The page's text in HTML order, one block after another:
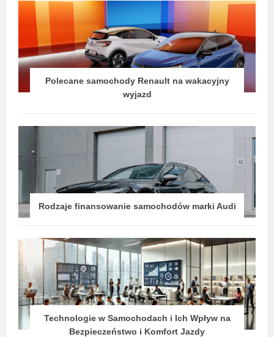
Polecane samochody Renault na wakacyjny
wyjazd
Rodzaje finansowanie samochodów marki Audi
Technologie w Samochodach i Ich Wpływ na
Bezpieczeństwo i Komfort Jazdy